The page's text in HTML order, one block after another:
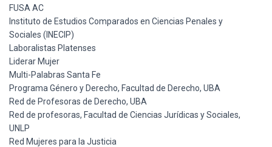
FUSA AC
Instituto de Estudios Comparados en Ciencias Penales y
Sociales (INECIP)
Laboralistas Platenses
Liderar Mujer
Multi-Palabras Santa Fe
Programa Género y Derecho, Facultad de Derecho, UBA
Red de Profesoras de Derecho, UBA
Red de profesoras, Facultad de Ciencias Jurídicas y Sociales,
UNLP
Red Mujeres para la Justicia